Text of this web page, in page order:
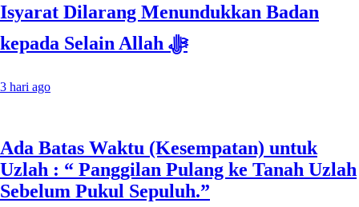
Isyarat Dilarang Menundukkan Badan
kepada Selain Allah ﷻ
3 hari ago
Ada Batas Waktu (Kesempatan) untuk
Uzlah : “ Panggilan Pulang ke Tanah Uzlah
Sebelum Pukul Sepuluh.”